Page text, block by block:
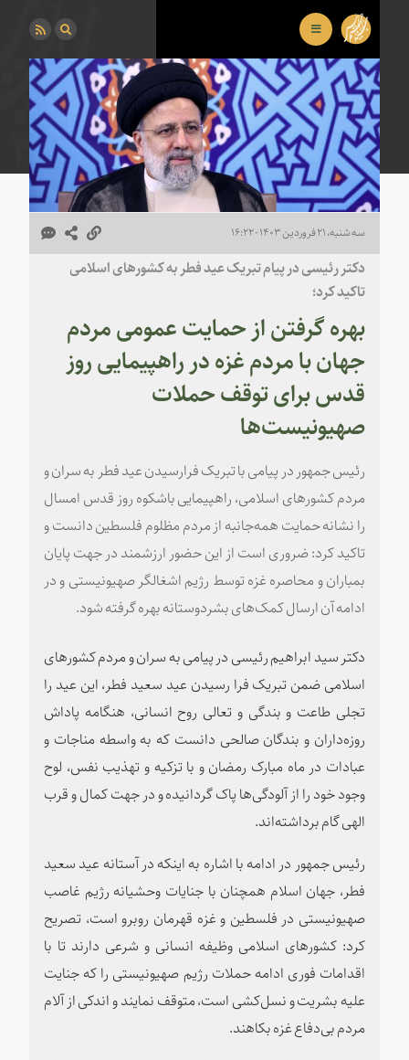
سه شنبه، ۲۱ فروردین ۱۴۰۳ - ۱۶:۲۲
دکتر رئیسی در پیام تبریک عید فطر به کشورهای اسلامی
تاکید کرد؛
بهره گرفتن از حمایت عمومی مردم
جهان با مردم غزه در راهپیمایی روز
قدس برای توقف حملات
صهیونیست‌ها
رئیس جمهور در پیامی با تبریک فرارسیدن عید فطر به سران و
مردم کشورهای اسلامی، راهپیمایی باشکوه روز قدس امسال
را نشانه حمایت همه‌جانبه از مردم مظلوم فلسطین دانست و
تاکید کرد: ضروری است از این حضور ارزشمند در جهت پایان
بمباران و محاصره غزه توسط رژیم اشغالگر صهیونیستی و در
ادامه آن ارسال کمک‌های بشردوستانه بهره گرفته شود.
دکتر سید ابراهیم رئیسی در پیامی به سران و مردم کشورهای
اسلامی ضمن تبریک فرا رسیدن عید سعید فطر، این عید را
تجلی طاعت و بندگی و تعالی روح انسانی، هنگامه پاداش
روزه‌داران و بندگان صالحی دانست که به واسطه مناجات و
عبادات در ماه مبارک رمضان و با تزکیه و تهذیب نفس، لوح
وجود خود را از آلودگی‌ها پاک گردانیده و در جهت کمال و قرب
الهی گام برداشته‌اند.
رئیس جمهور در ادامه با اشاره به اینکه در آستانه عید سعید
فطر، جهان اسلام همچنان با جنایات وحشیانه رژیم غاصب
صهیونیستی در فلسطین و غزه قهرمان روبرو است، تصریح
کرد: کشورهای اسلامی وظیفه انسانی و شرعی دارند تا با
اقدامات فوری ادامه حملات رژیم صهیونیستی را که جنایت
علیه بشریت و نسل‌کشی است، متوقف نمایند و اندکی از آلام
مردم بی‌دفاع غزه بکاهند.